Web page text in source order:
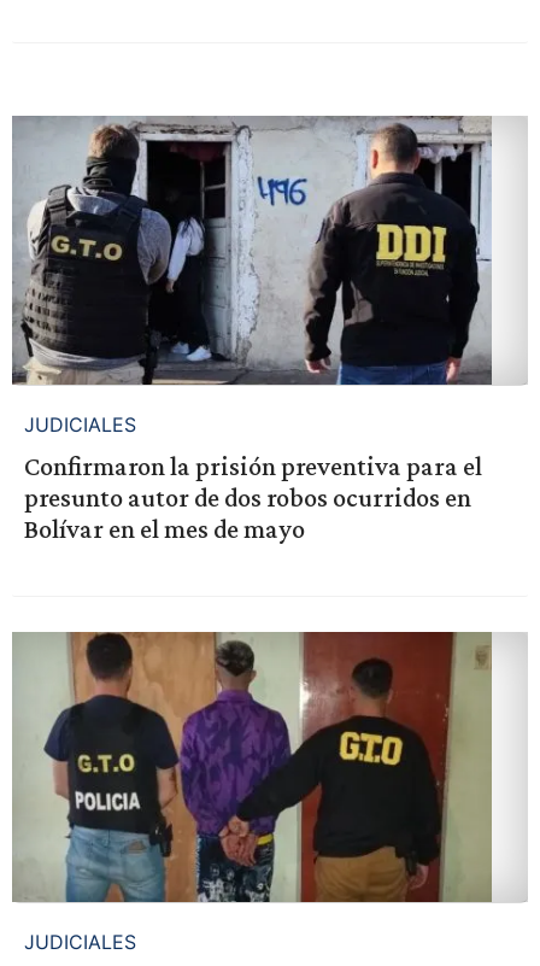
JUDICIALES
Confirmaron la prisión preventiva para el
presunto autor de dos robos ocurridos en
Bolívar en el mes de mayo
JUDICIALES